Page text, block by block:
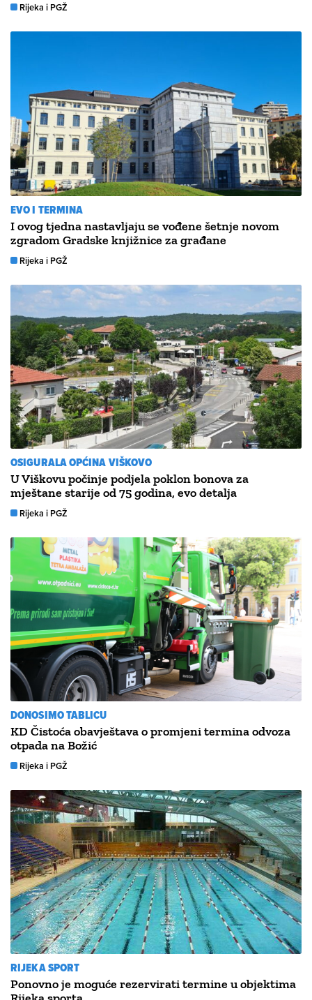
Rijeka i PGŽ
EVO I TERMINA
I ovog tjedna nastavljaju se vođene šetnje novom
zgradom Gradske knjižnice za građane
Rijeka i PGŽ
OSIGURALA OPĆINA VIŠKOVO
U Viškovu počinje podjela poklon bonova za
mještane starije od 75 godina, evo detalja
Rijeka i PGŽ
DONOSIMO TABLICU
KD Čistoća obavještava o promjeni termina odvoza
otpada na Božić
Rijeka i PGŽ
RIJEKA SPORT
Ponovno je moguće rezervirati termine u objektima